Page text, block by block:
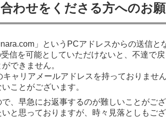
わせをくださる方へのお
」というPCアドレスからの送信
信を可能としていただけないと、不達で
ができません。
ャリアメールアドレスを持っておりませ
ことがございます。
、早急にお返事するのが難しいことがござ
と思っておりますが、時々見落としもご